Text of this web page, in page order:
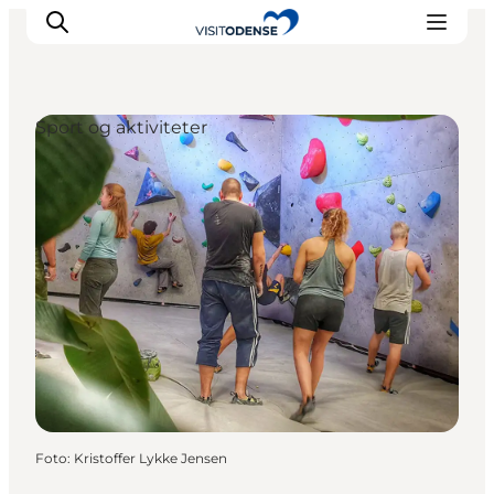
Oplev Odense
Det sker i Odense
Planlæg din tur
Inspiration
Sport og aktiviteter
Foto: Kristoffer Lykke Jensen